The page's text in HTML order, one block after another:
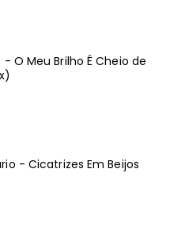
O Meu Brilho É Cheio de
- Cicatrizes Em Beijos